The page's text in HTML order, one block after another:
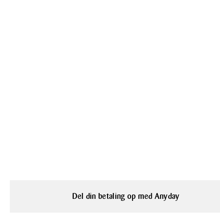
Del din betaling op med Anyday